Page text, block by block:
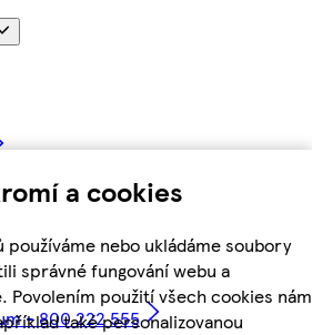
a cookies
používáme nebo ukládáme soubory
správné fungování webu a
Povolením použití všech cookies nám
také personalizovanou
- 800 222 555